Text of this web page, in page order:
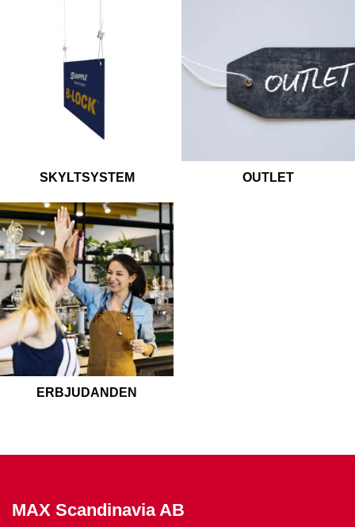
SKYLTSYSTEM OUTLET
ERBJUDANDEN
MAX Scandinavia AB